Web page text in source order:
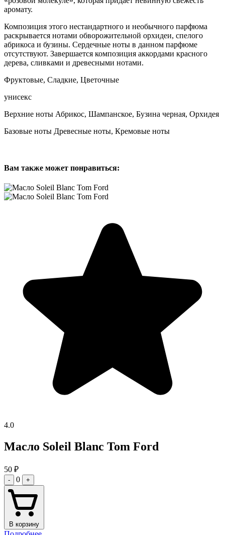
аромату.
Композиция этого нестандартного и необычного парфюма
раскрывается нотами обворожительной орхидеи, спелого
абрикоса и бузины. Сердечные ноты в данном парфюме
отсутствуют. Завершается композиция аккордами красного
дерева, сливками и древесными нотами.
Фруктовые, Сладкие, Цветочные
унисекс
Верхние ноты Абрикос, Шампанское, Бузина черная, Орхидея
Базовые ноты Древесные ноты, Кремовые ноты
Вам также может понравиться:
4.0
Масло Soleil Blanc Tom Ford
50 ₽
- 0 +
В корзину